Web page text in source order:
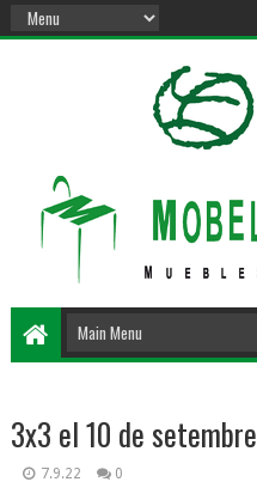
3x3 el 10 de setembre
7.9.22 0